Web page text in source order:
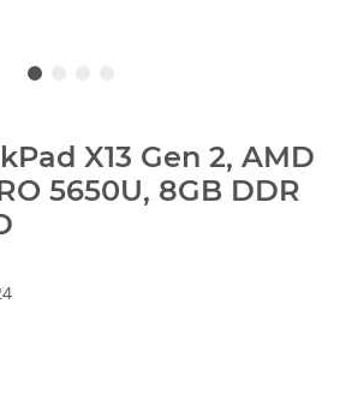
X13 Gen 2, AMD
5650U, 8GB DDR